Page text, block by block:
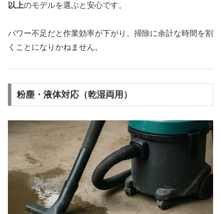
以上のモデルを選ぶと安心です。
パワー不足だと作業効率が下がり、掃除に余計な時間を割
くことになりかねません。
粉塵・液体対応（乾湿両用）